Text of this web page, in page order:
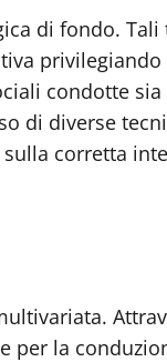
di fondo.
condotte
di diverse
corretta
la